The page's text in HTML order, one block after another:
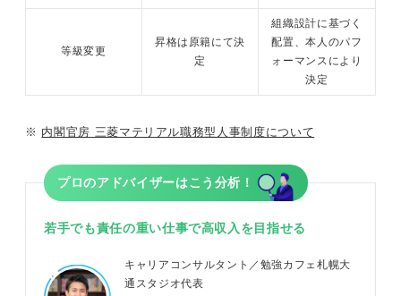
等級変更
昇格は原籍にて決
定
組織設計に基づく
配置、本人のパフ
ォーマンスにより
決定
※ 内閣官房 三菱マテリアル職務型人事制度について
プロのアドバイザーはこう分析！
若手でも責任の重い仕事で高収入を目指せる
キャリアコンサルタント／勉強カフェ札幌大
通スタジオ代表